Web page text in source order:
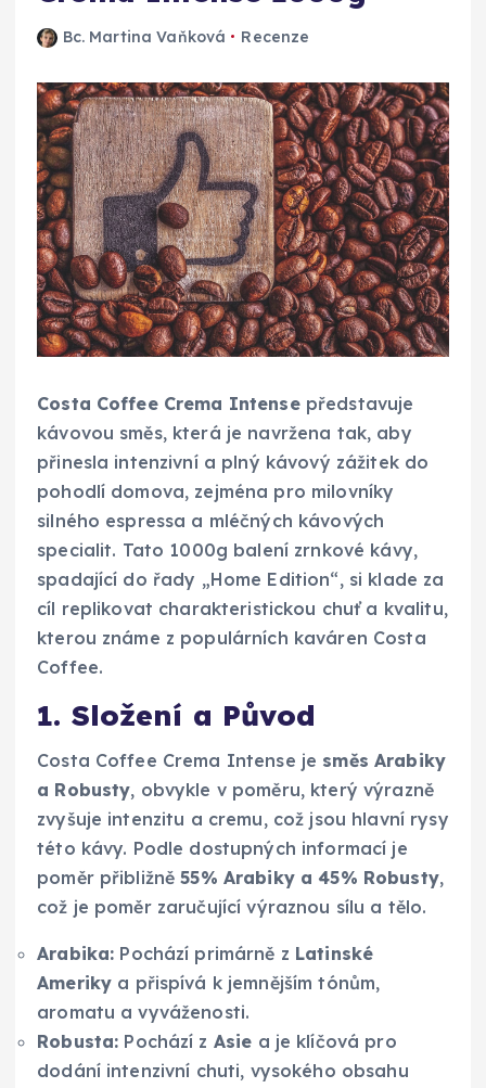
Bc. Martina Vaňková Recenze
Costa Coffee Crema Intensepředstavuje
kávovou směs, která je navržena tak, aby
přinesla intenzivní a plný kávový zážitek do
pohodlí domova, zejména pro milovníky
silného espressa a mléčných kávových
specialit. Tato 1000g balení zrnkové kávy,
spadající do řady „Home Edition“, si klade za
cíl replikovat charakteristickou chuť a kvalitu,
kterou známe z populárních kaváren Costa
Coffee.
1. Složení a Původ
Costa Coffee Crema Intense je směs Arabiky
a Robusty, obvykle v poměru, který výrazně
zvyšuje intenzitu a cremu, což jsou hlavní rysy
této kávy. Podle dostupných informací je
poměr přibližně55% Arabiky a 45% Robusty,
což je poměr zaručující výraznou sílu a tělo.
Arabika: Pochází primárně z Latinské
Ameriky a přispívá k jemnějším tónům,
aromatu a vyváženosti.
Robusta: Pochází z Asie a je klíčová pro
dodání intenzivní chuti, vysokého obsahu